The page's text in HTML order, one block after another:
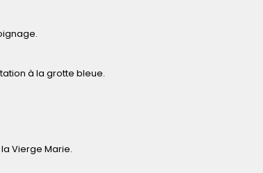
à la grotte bleue.
Vierge Marie.